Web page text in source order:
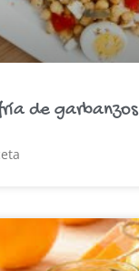
de garbanzos